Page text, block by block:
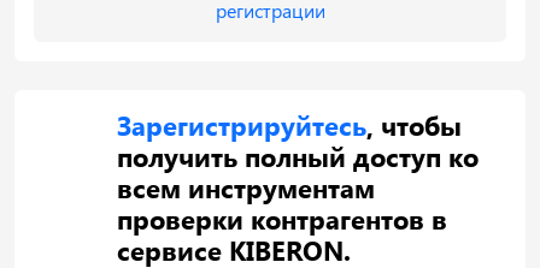
регистрации
Зарегистрируйтесь, чтобы
получить полный доступ ко
всем инструментам
проверки контрагентов в
сервисе KIBERON.